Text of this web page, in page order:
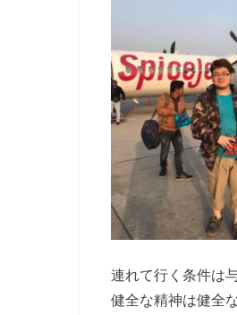
連れて行く条件は
健全な精神は健全